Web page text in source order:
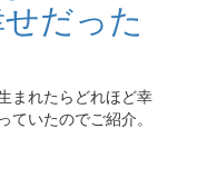
だった
まれたらどれほど幸
いたのでご紹介。